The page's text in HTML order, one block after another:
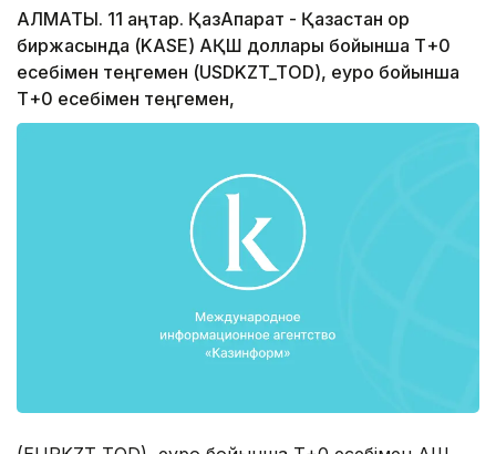
АЛМАТЫ. 11 қаңтар. ҚазАқпарат - Қазақстан қор
биржасында (KASE) АҚШ доллары бойынша Т+0
есебімен теңгемен (USDKZT_TOD), еуро бойынша
Т+0 есебімен теңгемен,